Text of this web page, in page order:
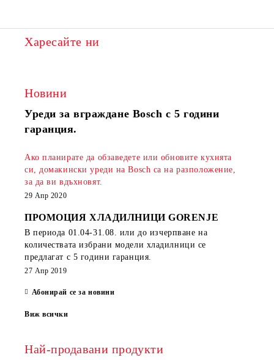
Харесайте ни
Новини
Уреди за вграждане Bosch с 5 години
гаранция.
Ако планирате да обзаведете или обновите кухнята
си, домакински уреди на Bosch са на разположение,
за да ви вдъхновят.
29 Апр 2020
ПРОМОЦИЯ ХЛАДИЛНИЦИ GORENJE
В периода 01.04-31.08. или до изчерпване на
количествата избрани модели хладилници се
предлагат с 5 години гаранция.
27 Апр 2019
Абонирай се за новини
Виж всички
Най-продавани продукти